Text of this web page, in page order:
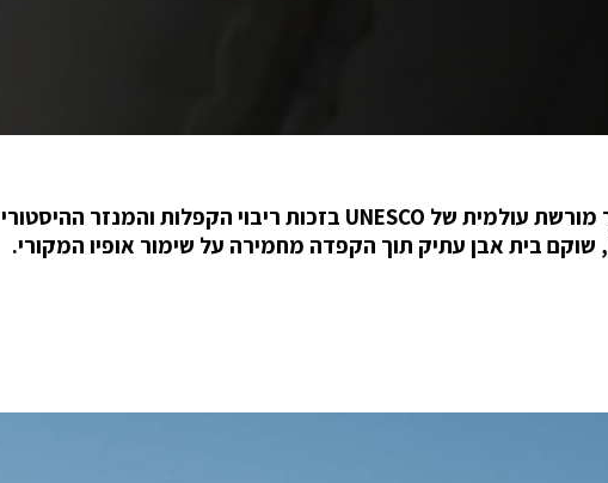
בכפר ההררי Chora שבאי היווני Patmos, אתר מורשת עולמית של UNESCO בזכות ריבוי הקפלות והמנזר ההיסטורי